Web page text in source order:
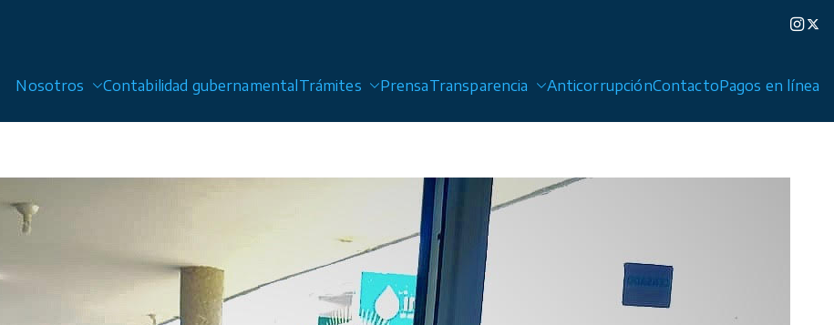
Alcantarillado y Saneamiento de San Luis Potosí, Soledad de Graciano Sánchez y Cerro de San Pedro.
Nosotros Contabilidad gubernamentalTrámites PrensaTransparencia AnticorrupciónContactoPagos en línea